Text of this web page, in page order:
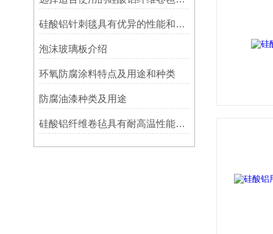
硅酸铝针刺毯具有优异的性能和广泛的应用范围
泡沫玻璃板介绍
环氧防腐涂料特点及用途和种类
防腐油漆种类及用途
硅酸铝纤维卷毡具有耐高温性能和隔热性能